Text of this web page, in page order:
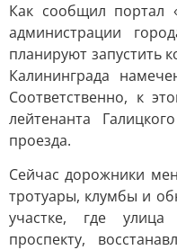
Как сообщил портал
администрации
планируют запустить
Калининграда
Соответственно, к
лейтенанта
проезда.
Сейчас дорожники
тротуары, клумбы и
участке, где улица
проспекту,